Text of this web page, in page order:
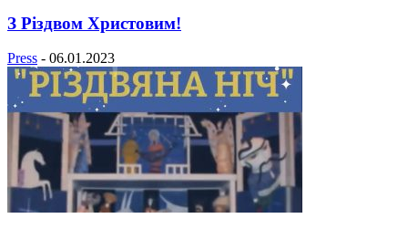
З Різдвом Христовим!
Press - 06.01.2023